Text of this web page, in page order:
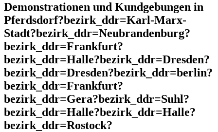
Demonstrationen und Kundgebungen in
Pferdsdorf?bezirk_ddr=Karl-Marx-
Stadt?bezirk_ddr=Neubrandenburg?
bezirk_ddr=Frankfurt?
bezirk_ddr=Halle?bezirk_ddr=Dresden?
bezirk_ddr=Dresden?bezirk_ddr=berlin?
bezirk_ddr=Frankfurt?
bezirk_ddr=Gera?bezirk_ddr=Suhl?
bezirk_ddr=Halle?bezirk_ddr=Halle?
bezirk_ddr=Rostock?